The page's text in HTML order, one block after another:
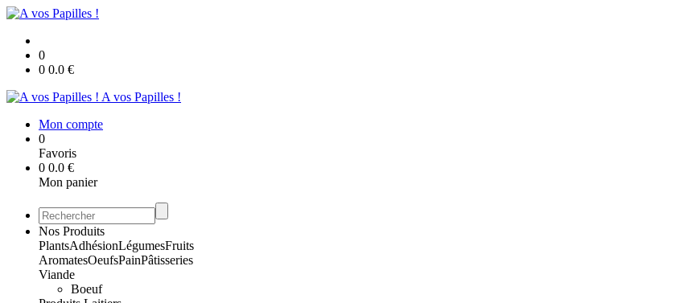
0
0 0.0 €
A vos Papilles !
Mon compte
0
Favoris
0 0.0 €
Mon panier
Nos Produits
PlantsAdhésionLégumesFruits
AromatesOeufsPainPâtisseries
Viande
Boeuf